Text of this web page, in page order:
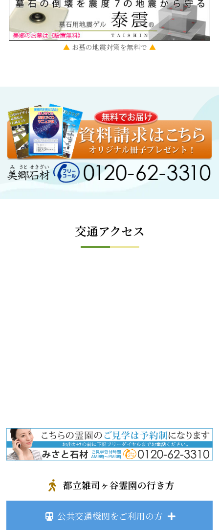
▲ お墓の地震対策を無料で ▲
交通アクセス
都立雑司ヶ谷霊園の行き方
公共交通機関をご利用の方